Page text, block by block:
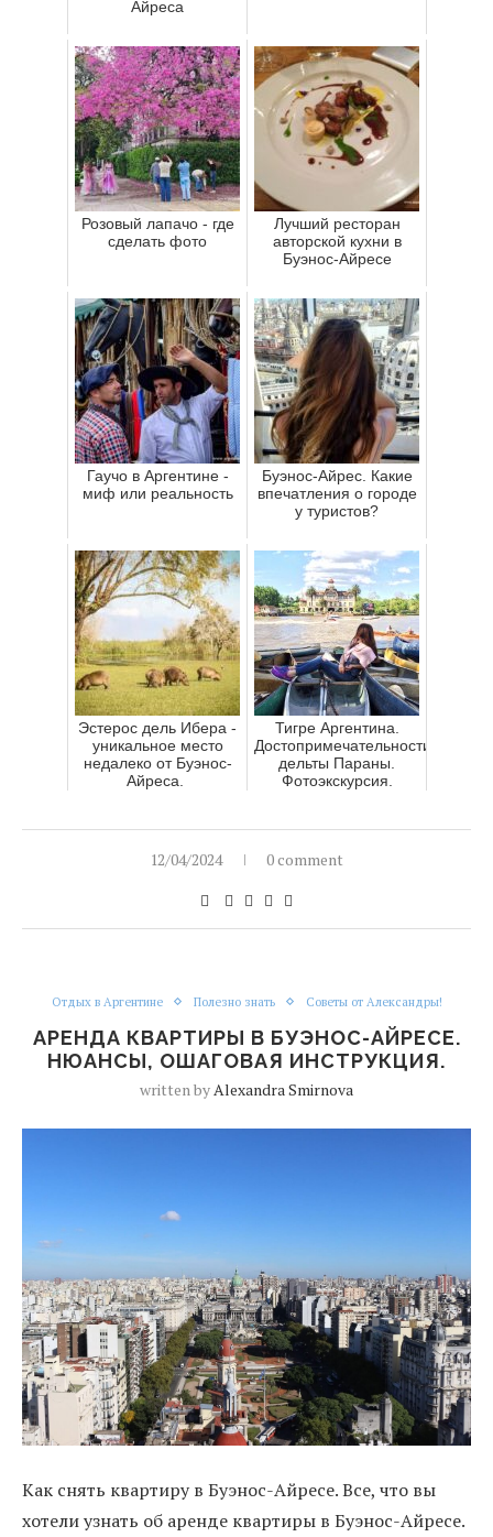
Айреса
Розовый лапачо - где
сделать фото
Лучший ресторан
авторской кухни в
Буэнос-Айресе
Гаучо в Аргентине -
миф или реальность
Буэнос-Айрес. Какие
впечатления о городе
у туристов?
Эстерос дель Ибера -
уникальное место
недалеко от Буэнос-
Айреса.
Тигре Аргентина.
Достопримечательности
дельты Параны.
Фотоэкскурсия.
12/04/2024 0 comment
Отдых в Аргентине Полезно знать Советы от Александры!
АРЕНДА КВАРТИРЫ В БУЭНОС-АЙРЕСЕ.
НЮАНСЫ, ОШАГОВАЯ ИНСТРУКЦИЯ.
written by Alexandra Smirnova
Как снять квартиру в Буэнос-Айресе. Все, что вы
хотели узнать об аренде квартиры в Буэнос-Айресе.